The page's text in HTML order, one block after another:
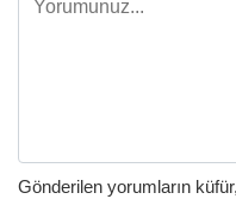
Gönderilen yorumların